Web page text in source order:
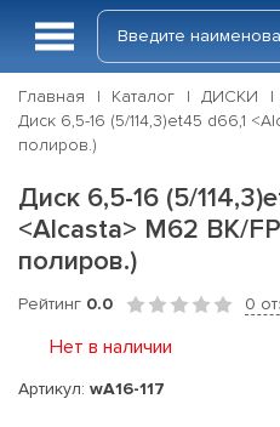
Главная Каталог ДИСКИ
Диск 6,5-16 (5/114,3)et45 d66,1
полиров.)
Диск 6,5-16 (5/
<Alcasta> M62 BK/
полиров.)
Рейтинг 0.0 0
Нет в наличии
Артикул: wA16-117